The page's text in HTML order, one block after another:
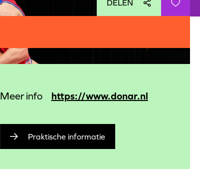
DELEN
Meer info https://www.donar.nl
Praktische informatie